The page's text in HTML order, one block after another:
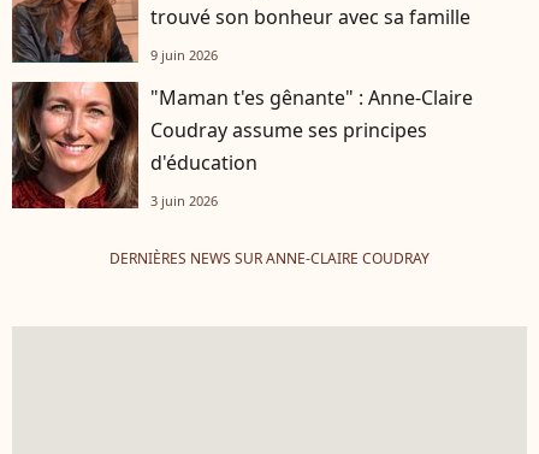
trouvé son bonheur avec sa famille
9 juin 2026
"Maman t'es gênante" : Anne-Claire
Coudray assume ses principes
d'éducation
3 juin 2026
DERNIÈRES NEWS SUR ANNE-CLAIRE COUDRAY